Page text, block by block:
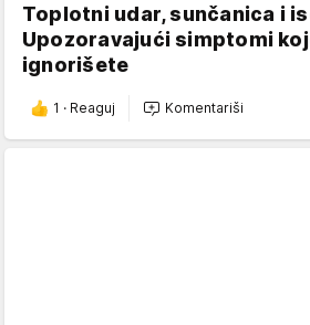
Toplotni udar, sunčanica i
Upozoravajući simptomi
ignorišete
1 · Reaguj Komentariši